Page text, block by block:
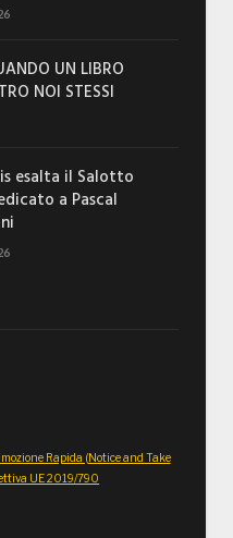
UN LIBRO
NOI STESSI
esalta il Salotto
a Pascal
Rapida (Notice and Take
UE 2019/790